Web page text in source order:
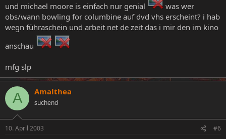
und michael moore is einfach nur genial
was wer
obs/wann bowling for columbine auf dvd vhs erscheint? i hab
wegn führaschein und arbeit net de zeit das i mir den im kino
anschau
mfg slp
A Amalthea
suchend
10. April 2003 #6